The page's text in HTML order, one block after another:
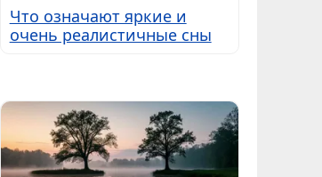
Что означают яркие и
очень реалистичные сны